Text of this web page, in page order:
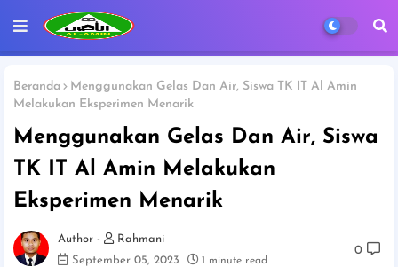
Beranda
Menggunakan Gelas Dan Air, Siswa TK IT Al Amin
Melakukan Eksperimen Menarik
Menggunakan Gelas Dan Air, Siswa
TK IT Al Amin Melakukan
Eksperimen Menarik
Rahmani
September 05, 2023
1 minute read
0